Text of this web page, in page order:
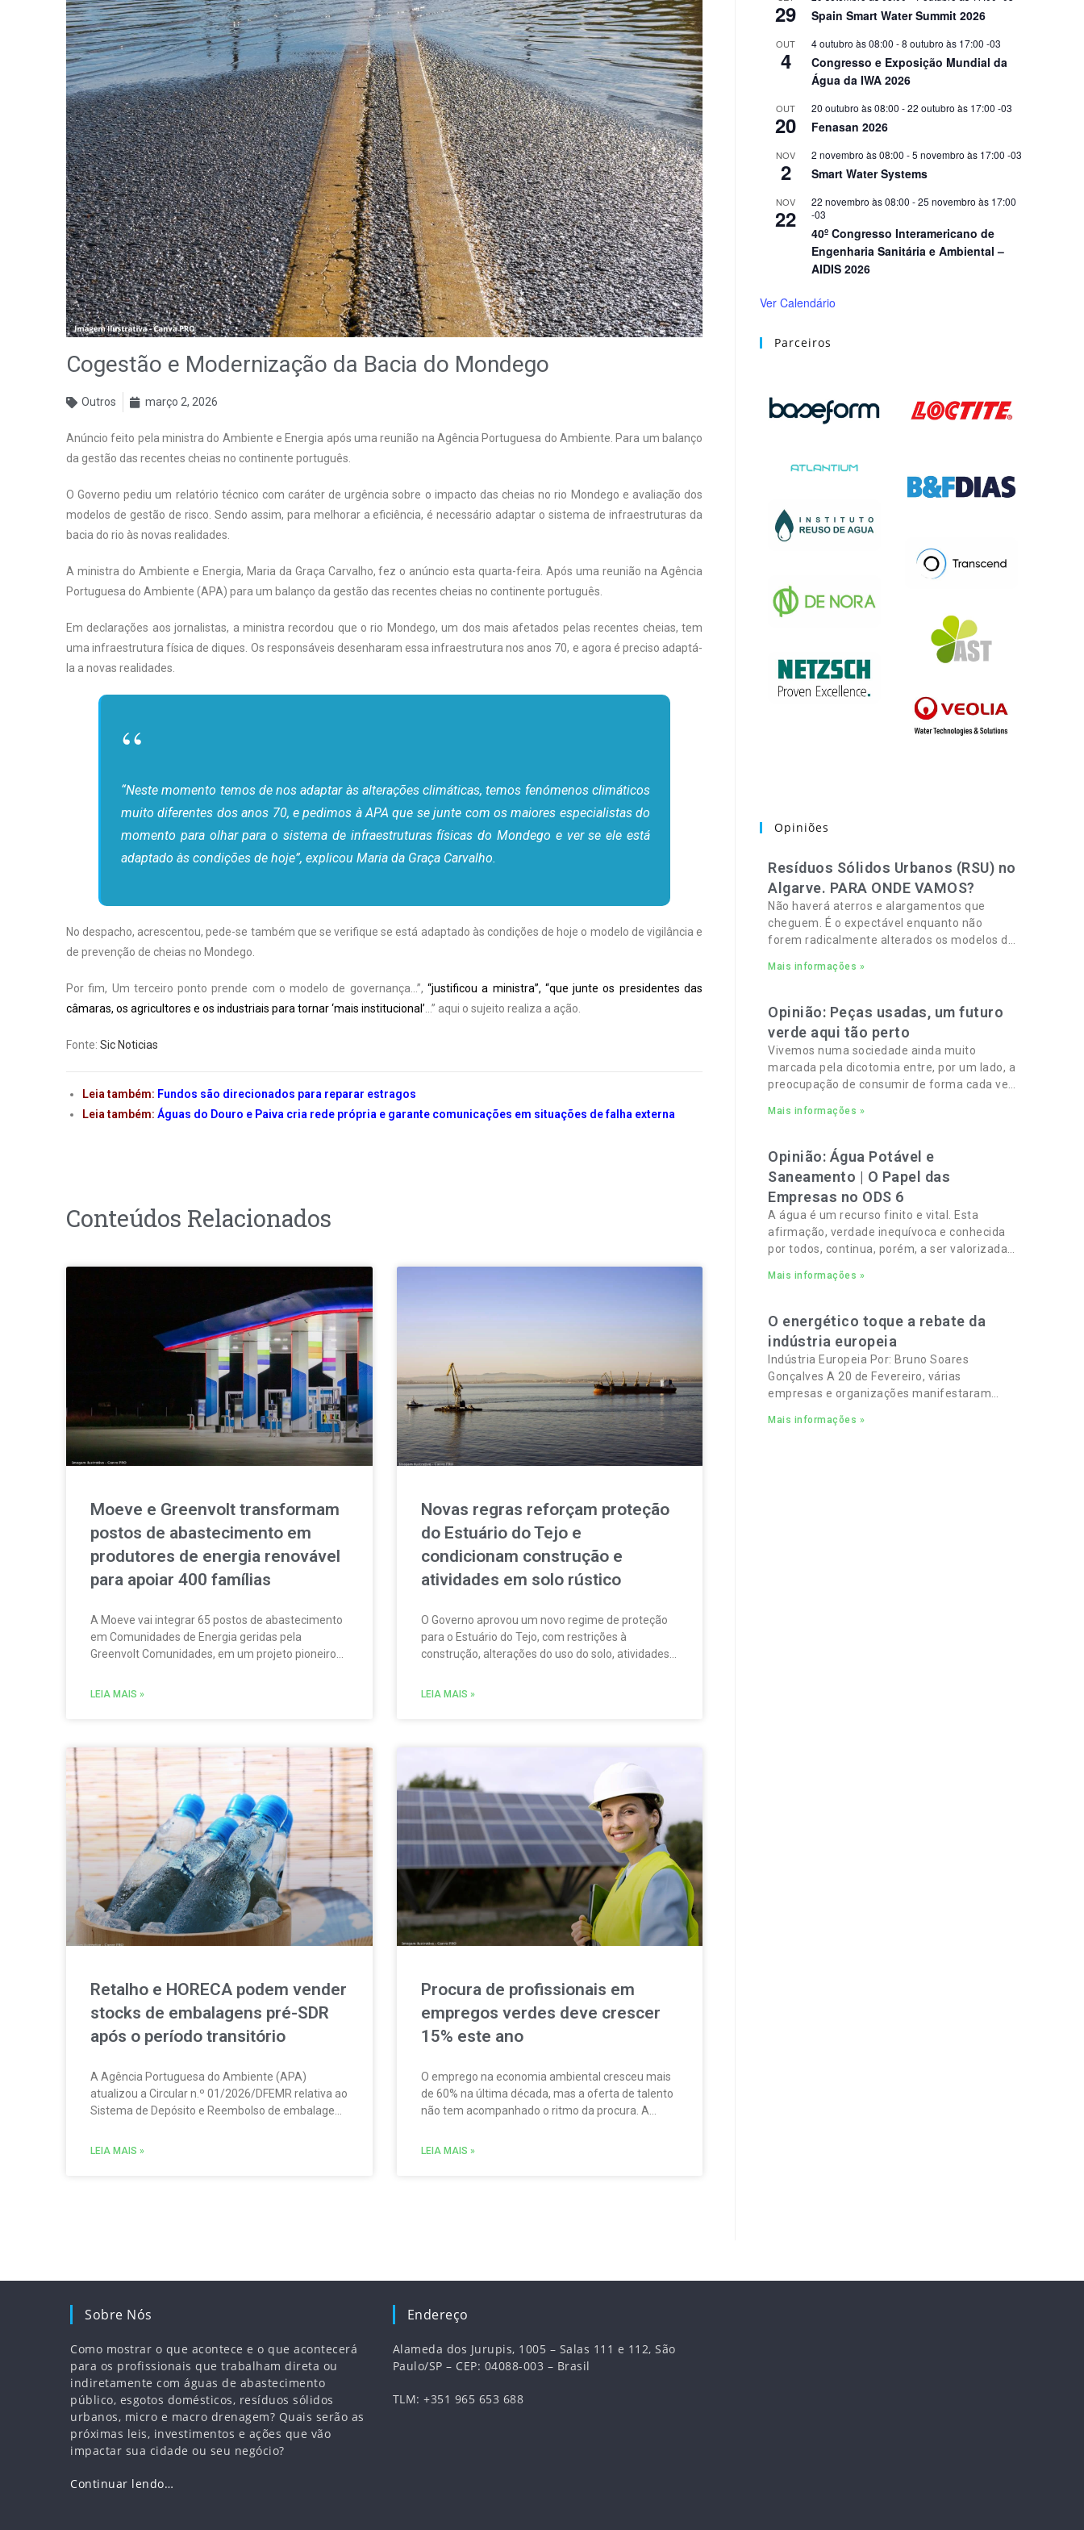
Cogestão e Modernização da Bacia do Mondego
Outros março 2, 2026
Anúncio feito pela ministra do Ambiente e Energia após uma reunião na Agência Portuguesa do Ambiente. Para um balanço
da gestão das recentes cheias no continente português.
O Governo pediu um relatório técnico com caráter de urgência sobre o impacto das cheias no rio Mondego e avaliação dos
modelos de gestão de risco. Sendo assim, para melhorar a eficiência, é necessário adaptar o sistema de infraestruturas da
bacia do rio às novas realidades.
A ministra do Ambiente e Energia, Maria da Graça Carvalho, fez o anúncio esta quarta-feira. Após uma reunião na Agência
Portuguesa do Ambiente (APA) para um balanço da gestão das recentes cheias no continente português.
Em declarações aos jornalistas, a ministra recordou que o rio Mondego, um dos mais afetados pelas recentes cheias, tem
uma infraestrutura física de diques. Os responsáveis desenharam essa infraestrutura nos anos 70, e agora é preciso adaptá-
la a novas realidades.
“Neste momento temos de nos adaptar às alterações climáticas, temos fenómenos climáticos
muito diferentes dos anos 70, e pedimos à APA que se junte com os maiores especialistas do
momento para olhar para o sistema de infraestruturas físicas do Mondego e ver se ele está
adaptado às condições de hoje”, explicou Maria da Graça Carvalho.
No despacho, acrescentou, pede-se também que se verifique se está adaptado às condições de hoje o modelo de vigilância e
de prevenção de cheias no Mondego.
Por fim, Um terceiro ponto prende com o modelo de governança…”, “justificou a ministra”, “que junte os presidentes das
câmaras, os agricultores e os industriais para tornar ‘mais institucional’ …” aqui o sujeito realiza a ação.
Fonte: Sic Noticias
Leia também: Fundos são direcionados para reparar estragos
Leia também: Águas do Douro e Paiva cria rede própria e garante comunicações em situações de falha externa
Conteúdos Relacionados
Moeve e Greenvolt transformam
postos de abastecimento em
produtores de energia renovável
para apoiar 400 famílias
A Moeve vai integrar 65 postos de abastecimento
em Comunidades de Energia geridas pela
Greenvolt Comunidades, em um projeto pioneiro
consumir e partilhar energia renovável localmente.
LEIA MAIS »
Novas regras reforçam proteção
do Estuário do Tejo e
condicionam construção e
atividades em solo rústico
O Governo aprovou um novo regime de proteção
para o Estuário do Tejo, com restrições à
construção, alterações do uso do solo, atividades
motorizada e sobrevoos nas áreas abrangidas
LEIA MAIS »
Retalho e HORECA podem vender
stocks de embalagens pré-SDR
após o período transitório
A Agência Portuguesa do Ambiente (APA)
atualizou a Circular n.º 01/2026/DFEMR relativa ao
Sistema de Depósito e Reembolso de embalagens
traz um esclarecimento relevante para
LEIA MAIS »
Procura de profissionais em
empregos verdes deve crescer
15% este ano
O emprego na economia ambiental cresceu mais
de 60% na última década, mas a oferta de talento
não tem acompanhado o ritmo da procura. A
fatores limitadores do crescimento do setor.
LEIA MAIS »
29 Spain Smart Water Summit 2026
OUT
4
4 outubro às 08:00 -8 outubro às 17:00 -03
Congresso e Exposição Mundial da
Água da IWA 2026
OUT
20
20 outubro às 08:00 -22 outubro às 17:00 -03
Fenasan 2026
NOV
2
2 novembro às 08:00 -5 novembro às 17:00 -03
Smart Water Systems
NOV
22
22 novembro às 08:00 -25 novembro às 17:00
-03
40º Congresso Interamericano de
Engenharia Sanitária e Ambiental –
AIDIS 2026
Ver Calendário
Parceiros
Opiniões
Resíduos Sólidos Urbanos (RSU) no
Algarve. PARA ONDE VAMOS?
Não haverá aterros e alargamentos que
cheguem. É o expectável enquanto não
forem radicalmente alterados os modelos de
Sólidos Urbanos (RSU) no Algarve. As
Mais informações »
Opinião: Peças usadas, um futuro
verde aqui tão perto
Vivemos numa sociedade ainda muito
marcada pela dicotomia entre, por um lado, a
preocupação de consumir de forma cada vez
necessidade de gerir orçamentos pessoais e
Mais informações »
Opinião: Água Potável e
Saneamento | O Papel das
Empresas no ODS 6
A água é um recurso finito e vital. Esta
afirmação, verdade inequívoca e conhecida
por todos, continua, porém, a ser valorizada,
Mais informações »
O energético toque a rebate da
indústria europeia
Indústria Europeia Por: Bruno Soares
Gonçalves A 20 de Fevereiro, várias
empresas e organizações manifestaram
para complementar o pacto ecológico e
Mais informações »
Sobre Nós
Como mostrar o que acontece e o que acontecerá
para os profissionais que trabalham direta ou
indiretamente com águas de abastecimento
público, esgotos domésticos, resíduos sólidos
urbanos, micro e macro drenagem? Quais serão as
próximas leis, investimentos e ações que vão
impactar sua cidade ou seu negócio?
Continuar lendo…
Endereço
Alameda dos Jurupis, 1005 – Salas 111 e 112, São
Paulo/SP – CEP: 04088-003 – Brasil
TLM: +351 965 653 688